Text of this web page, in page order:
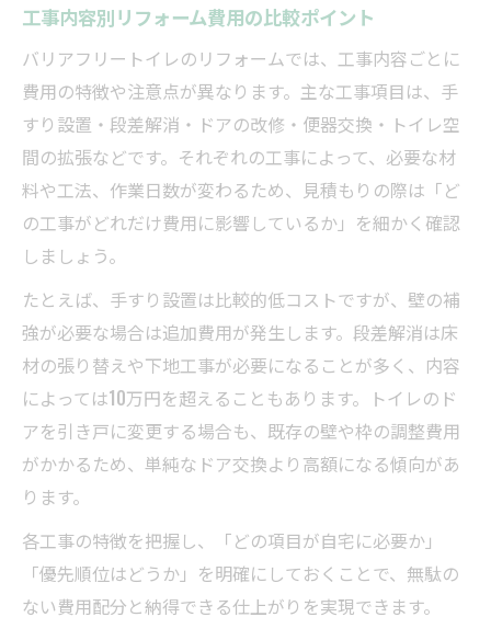
工事内容別リフォーム費用の比較ポイント
バリアフリートイレのリフォームでは、工事内容ごとに
費用の特徴や注意点が異なります。主な工事項目は、手
すり設置・段差解消・ドアの改修・便器交換・トイレ空
間の拡張などです。それぞれの工事によって、必要な材
料や工法、作業日数が変わるため、見積もりの際は「ど
の工事がどれだけ費用に影響しているか」を細かく確認
しましょう。
たとえば、手すり設置は比較的低コストですが、壁の補
強が必要な場合は追加費用が発生します。段差解消は床
材の張り替えや下地工事が必要になることが多く、内容
によっては10万円を超えることもあります。トイレのド
アを引き戸に変更する場合も、既存の壁や枠の調整費用
がかかるため、単純なドア交換より高額になる傾向があ
ります。
各工事の特徴を把握し、「どの項目が自宅に必要か」
「優先順位はどうか」を明確にしておくことで、無駄の
ない費用配分と納得できる仕上がりを実現できます。